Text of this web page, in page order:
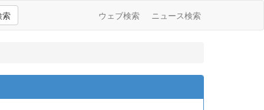
索 ウェブ検索 ニュース検索